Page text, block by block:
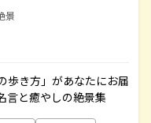
景
歩き方」があなたにお届
言と癒やしの絶景集